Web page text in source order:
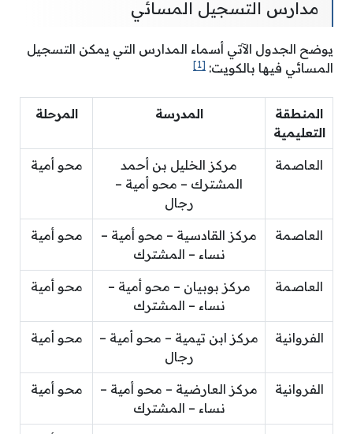
مدارس التسجيل المسائي
يوضح الجدول الآتي أسماء المدارس التي يمكن التسجيل
المسائي فيها بالكويت: [1]
المنطقة
التعليمية
المدرسة المرحلة
العاصمة
مركز الخليل بن أحمد
المشترك – محو أمية –
رجال
محو أمية
العاصمة
مركز القادسية – محو أمية –
نساء – المشترك
محو أمية
العاصمة
مركز بوبيان – محو أمية –
نساء – المشترك
محو أمية
الفروانية
مركز ابن تيمية – محو أمية –
رجال
محو أمية
الفروانية
مركز العارضية – محو أمية –
نساء – المشترك
محو أمية